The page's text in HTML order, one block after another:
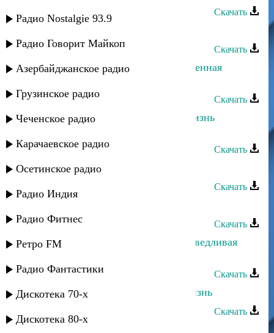
Радио Nostalgie 93.9
Радио Говорит Майкоп
Азербайджанское радио
Грузинское радио
Чеченское радио
Карачаевское радио
Осетинское радио
Радио Индия
Радио Фитнес
Ретро FM
Радио Фантастики
Дискотека 70-х
Дискотека 80-х
Скачать
Скачать
Марина Мустафаева - Твоя драгоценная
Скачать
Дагмара и Мадани Ибрагимов - Жизнь
Скачать
Халифат Нугаева - Ты - моя жизнь
Скачать
Скачать
Магомедтамир Синдиков - Несправедливая
Скачать
Магомедтамир Синдиков - Моя жизнь
Скачать